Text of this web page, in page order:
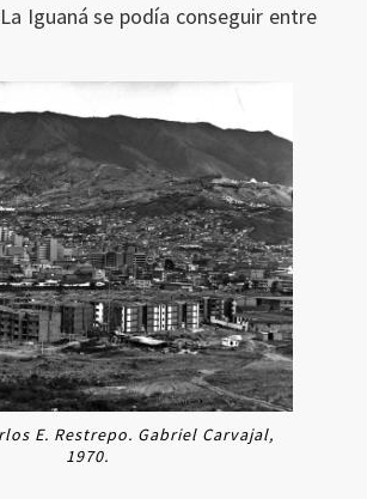
Iguaná se podía conseguir entre
E. Restrepo. Gabriel Carvajal,
1970.